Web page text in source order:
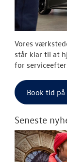
Vores
står klar til at
for
Book tid
Seneste